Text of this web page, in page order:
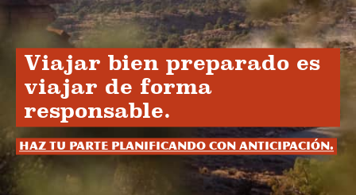
Viajar bien preparado es
viajar de forma
responsable.
Haz tu parte planificando con anticipación.